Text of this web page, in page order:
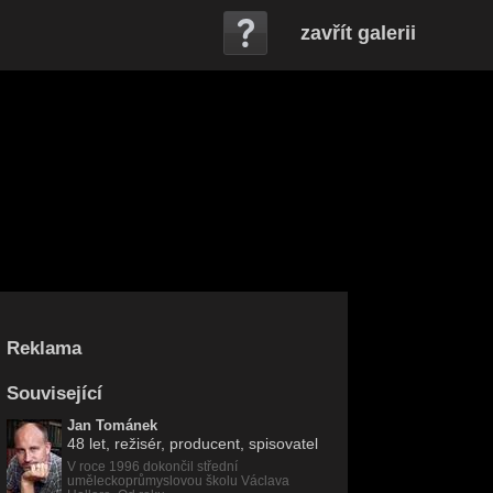
zavřít galerii
Reklama
Související
Jan Tománek
48 let , režisér, producent, spisovatel
V roce 1996 dokončil střední
uměleckoprůmyslovou školu Václava